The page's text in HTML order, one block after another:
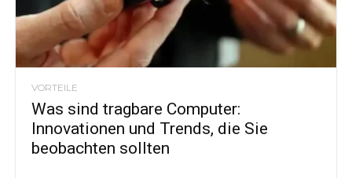
VORTEILE
Was sind tragbare Computer:
Innovationen und Trends, die Sie
beobachten sollten